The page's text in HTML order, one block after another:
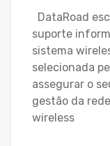
DataRoad
suporte
sistema
selecionada
assegurar o
gestão da
wireless